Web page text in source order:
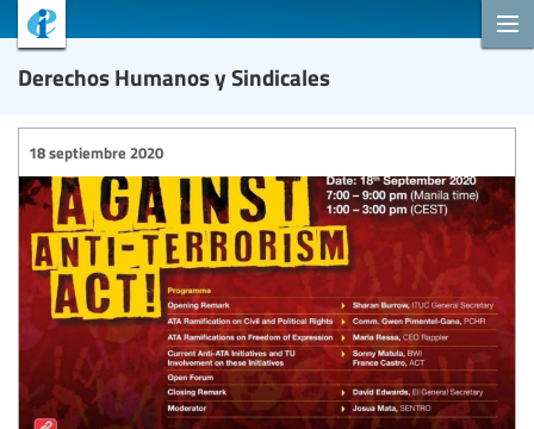
Derechos Humanos y Sindicales
18 septiembre 2020